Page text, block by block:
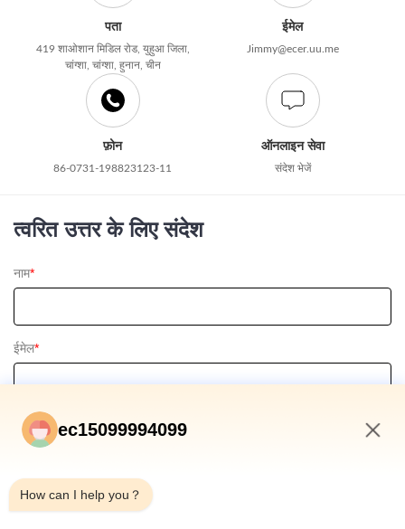
पता
419 शाओशान मिडिल रोड, युहुआ जिला,
चांग्शा, चांग्शा, हुनान, चीन
ईमेल
Jimmy@ecer.uu.me
फ़ोन
86-0731-198823123-11
ऑनलाइन सेवा
संदेश भेजें
त्वरित उत्तर के लिए संदेश
नाम*
ईमेल*
फ़ोन / व्हाट्सएप
संदेश*
ec15099994099
How can I help you？